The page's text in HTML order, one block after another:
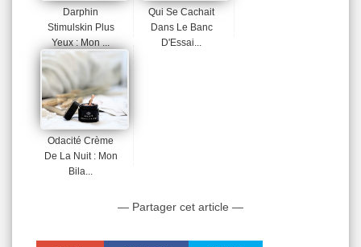
Darphin
Stimulskin Plus
Yeux : Mon ...
Qui Se Cachait
Dans Le Banc
D'Essai...
Odacité Crème
De La Nuit : Mon
Bila...
— Partager cet article —